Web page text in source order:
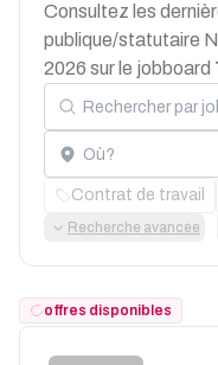
Consultez les
publique/statutaire
2026 sur le jobboard
Rechercher par job,
Localisation
Contrat de travail
Recherche avancée
offres disponibles